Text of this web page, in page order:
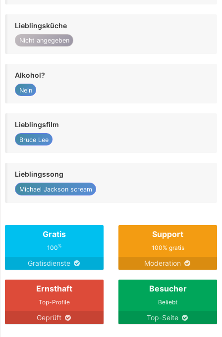
Lieblingsküche
Nicht angegeben
Alkohol?
Nein
Lieblingsfilm
Bruce Lee
Lieblingssong
Michael Jackson scream
Gratis
100%
Gratisdienste
Support
100% gratis
Moderation
Ernsthaft
Top-Profile
Geprüft
Besucher
Beliebt
Top-Seite